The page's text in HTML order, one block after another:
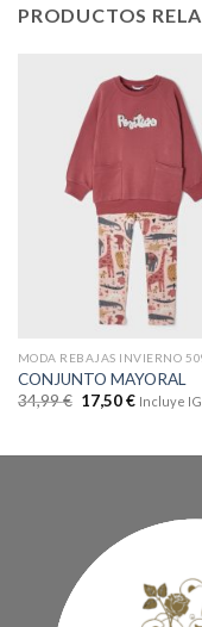
PRODUCTOS
CONJUNTO MAYORAL
34,99€ 17,50€ Incluye